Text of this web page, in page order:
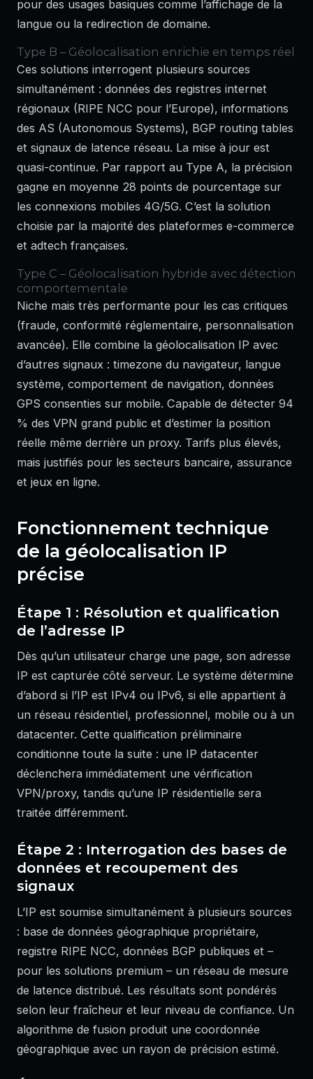
pour des usages basiques comme l’affichage de la
langue ou la redirection de domaine.
Type B – Géolocalisation enrichie en temps réel
Ces solutions interrogent plusieurs sources
simultanément : données des registres internet
régionaux (RIPE NCC pour l’Europe), informations
des AS (Autonomous Systems), BGP routing tables
et signaux de latence réseau. La mise à jour est
quasi-continue. Par rapport au Type A, la précision
gagne en moyenne 28 points de pourcentage sur
les connexions mobiles 4G/5G. C’est la solution
choisie par la majorité des plateformes e-commerce
et adtech françaises.
Type C – Géolocalisation hybride avec détection
comportementale
Niche mais très performante pour les cas critiques
(fraude, conformité réglementaire, personnalisation
avancée). Elle combine la géolocalisation IP avec
d’autres signaux : timezone du navigateur, langue
système, comportement de navigation, données
GPS consenties sur mobile. Capable de détecter 94
% des VPN grand public et d’estimer la position
réelle même derrière un proxy. Tarifs plus élevés,
mais justifiés pour les secteurs bancaire, assurance
et jeux en ligne.
Fonctionnement technique
de la géolocalisation IP
précise
Étape 1 : Résolution et qualification
de l’adresse IP
Dès qu’un utilisateur charge une page, son adresse
IP est capturée côté serveur. Le système détermine
d’abord si l’IP est IPv4 ou IPv6, si elle appartient à
un réseau résidentiel, professionnel, mobile ou à un
datacenter. Cette qualification préliminaire
conditionne toute la suite : une IP datacenter
déclenchera immédiatement une vérification
VPN/proxy, tandis qu’une IP résidentielle sera
traitée différemment.
Étape 2 : Interrogation des bases de
données et recoupement des
signaux
L’IP est soumise simultanément à plusieurs sources
: base de données géographique propriétaire,
registre RIPE NCC, données BGP publiques et –
pour les solutions premium – un réseau de mesure
de latence distribué. Les résultats sont pondérés
selon leur fraîcheur et leur niveau de confiance. Un
algorithme de fusion produit une coordonnée
géographique avec un rayon de précision estimé.